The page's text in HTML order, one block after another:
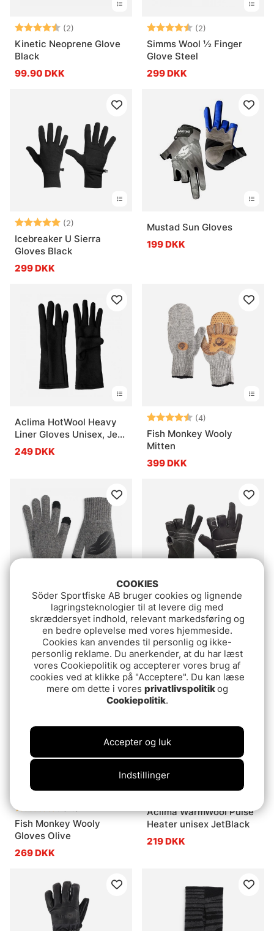
Vurdering: (2)
4.5 ud af 5 stjerner
Kinetic Neoprene Glove
Black
99.90 DKK
Vurdering: (2)
Simms Wool ½ Finger
Glove Steel
299 DKK
Vurdering: (2)
5.0 ud af 5 stjerner
Icebreaker U Sierra
Gloves Black
299 DKK
Mustad Sun Gloves
199 DKK
Aclima HotWool Heavy
Liner Gloves Unisex, Jet
Black
249 DKK
Vurdering: (4)
Fish Monkey Wooly
Mitten
399 DKK
Simms Wool Full Finger
Glove Steel
399 DKK
Vurdering:(6)4.0 ud af 5
ABU Garcia Professional
FiskeGlove
169 DKK
Vurdering:
Fish Monkey Wooly
Gloves Olive
269 DKK
Aclima WarmWool Pulse
Heater unisex JetBlack
219 DKK
COOKIES
Söder Sportfiske AB bruger cookies og lignende
lagringsteknologier til at levere dig med
skræddersyet indhold, relevant markedsføring og
en bedre oplevelse med vores hjemmeside.
Cookies kan anvendes til personlig og ikke-
personlig reklame. Du anerkender, at du har læst
vores Cookiepolitik og accepterer vores brug af
cookies ved at klikke på "Acceptere". Du kan læse
mere om dette i vores privatlivspolitikog
Cookiepolitik.
Indstillinger
Accepter og luk